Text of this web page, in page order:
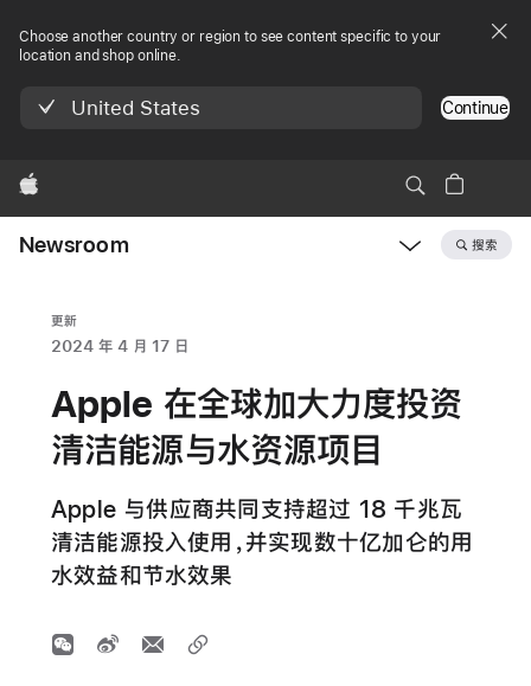
Choose another country or region to see content specific to your
location and shop online.
United States Continue
Apple
Newsroom 搜索
更新
2024 年 4 月 17 日
Apple 在全球加大力度投资
清洁能源与水资源项目
Apple 与供应商共同支持超过 18 千兆瓦
清洁能源投入使用，并实现数十亿加仑的用
水效益和节水效果